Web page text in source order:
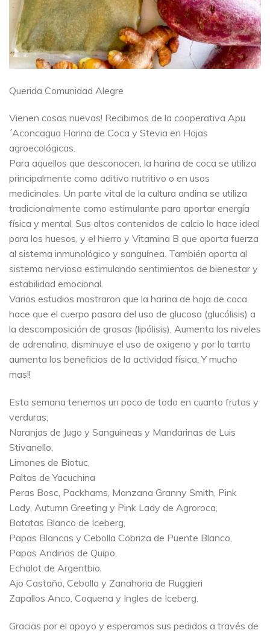
Querida Comunidad Alegre
Vienen cosas nuevas! Recibimos de la cooperativa Apu
´Aconcagua Harina de Coca y Stevia en Hojas
agroecológicas.
Para aquellos que desconocen, la harina de coca se utiliza
principalmente como aditivo nutritivo o en usos
medicinales. Un parte vital de la cultura andina se utiliza
tradicionalmente como estimulante para aportar energía
física y mental. Sus altos contenidos de calcio lo hace ideal
para los huesos, y el hierro y Vitamina B que aporta fuerza
al sistema inmunológico y sanguínea. También aporta al
sistema nerviosa estimulando sentimientos de bienestar y
estabilidad emocional.
Varios estudios mostraron que la harina de hoja de coca
hace que el cuerpo pasara del uso de glucosa (glucólisis) a
la descomposición de grasas (lipólisis), Aumenta los niveles
de adrenalina, disminuye el uso de oxigeno y por lo tanto
aumenta los beneficios de la actividad física. Y mucho
mas!!
Esta semana tenemos un poco de todo en cuanto frutas y
verduras;
Naranjas de Jugo y Sanguineas y Mandarinas de Luis
Stivanello,
Limones de Biotuc,
Paltas de Yacuchina
Peras Bosc, Packhams, Manzana Granny Smith, Pink
Lady, Autumn Greeting y Pink Lady de Agroroca,
Batatas Blanco de Iceberg,
Papas Blancas y Cebolla Cobriza de Puente Blanco,
Papas Andinas de Quipo,
Echalot de Argentbio,
Ajo Castaño, Cebolla y Zanahoria de Ruggieri
Zapallos Anco, Coquena y Ingles de Iceberg.
Gracias por el apoyo y esperamos sus pedidos a través de